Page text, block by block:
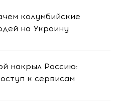
колумбийские
на Украину
накрыл Россию:
к сервисам